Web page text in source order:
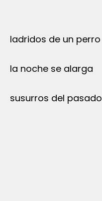
ladridos de un perro
la noche se alarga
susurros del pasado